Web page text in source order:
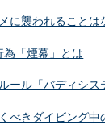
に襲われることは
為「煙幕」とは
ール「バディシス
べきダイビング中